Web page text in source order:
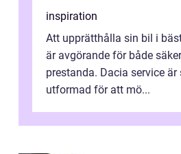
inspiration
Att upprätthålla sin bil i
är avgörande för både
prestanda. Dacia service är
utformad för att mö...